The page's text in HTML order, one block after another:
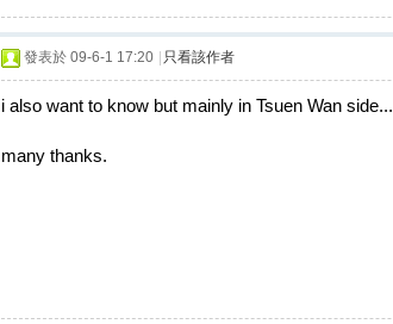
發表於 09-6-1 17:20 只看該作者
i also want to know but mainly in Tsuen Wan side...
many thanks.